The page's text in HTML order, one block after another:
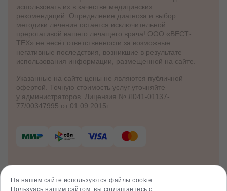
использовать их в качестве медицинских
рекомендаций. Определение диагноза и выбор
методики лечения остается исключительной
прерогативой вашего лечащего врача! ООО «ВЕСТ-
ТЕХ» не несёт ответственности за возможные
негативные последствия, возникшие в результате
использования информации, размещенной на сайте.
Указанные на сайте цены не являются публичной
офертой. Точную стоимость услуг уточняйте
у администраторов. Лицензия № Л041-01137-
77/00347995 от 01.09.2015г.
© 2012 - 2026 Клинико-диагностический
центр «Клиника Здоровья»
На нашем сайте используются файлы cookie.
Пользуясь нашим сайтом, вы соглашаетесь с